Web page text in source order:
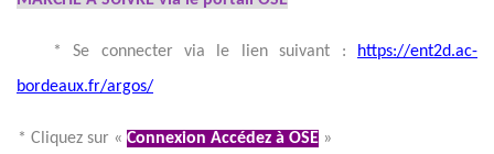
* Se connecter via le lien suivant :
https://ent2d.ac-
bordeaux.fr/argos/
Cliquez sur « Connexion Accédez à OSE »